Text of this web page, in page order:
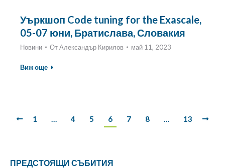
Уъркшоп Code tuning for the Exascale,
05-07 юни, Братислава, Словакия
Новини ОтАлександър Кирилов май 11, 2023
Виж още
1 … 4 5 6 7 8 … 13
ПРЕДСТОЯЩИ СЪБИТИЯ